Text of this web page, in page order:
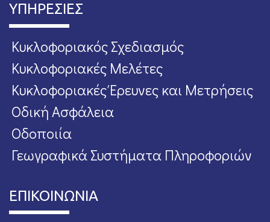
ΥΠΗΡΕΣΙΕΣ
Κυκλοφοριακός Σχεδιασμός
Κυκλοφοριακές Μελέτες
Κυκλοφοριακές Έρευνες και Μετρήσεις
Οδική Ασφάλεια
Οδοποιία
Γεωγραφικά Συστήματα Πληροφοριών
ΕΠΙΚΟΙΝΩΝΙΑ